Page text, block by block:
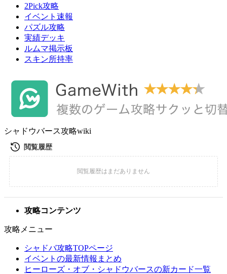
2Pick攻略
イベント速報
パズル攻略
実績デッキ
ルムマ掲示板
スキン所持率
シャドウバース攻略wiki
攻略コンテンツ
攻略メニュー
シャドバ攻略TOPページ
イベントの最新情報まとめ
ヒーローズ・オブ・シャドウバースの新カード一覧